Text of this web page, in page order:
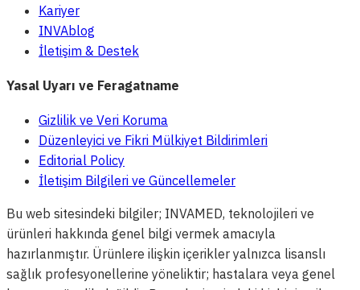
Kariyer
INVAblog
İletişim & Destek
Yasal Uyarı ve Feragatname
Gizlilik ve Veri Koruma
Düzenleyici ve Fikri Mülkiyet Bildirimleri
Editorial Policy
İletişim Bilgileri ve Güncellemeler
Bu web sitesindeki bilgiler; INVAMED, teknolojileri ve
ürünleri hakkında genel bilgi vermek amacıyla
hazırlanmıştır. Ürünlere ilişkin içerikler yalnızca lisanslı
sağlık profesyonellerine yöneliktir; hastalara veya genel